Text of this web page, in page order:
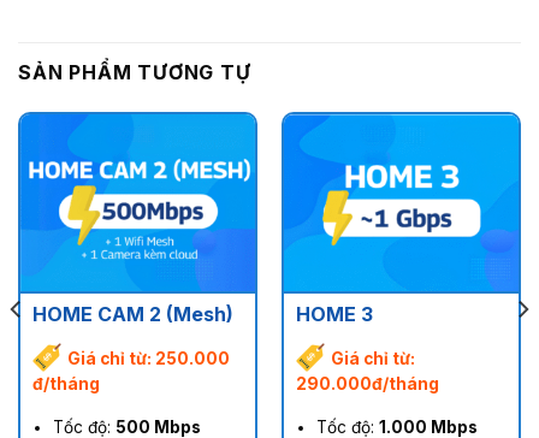
SẢN PHẨM TƯƠNG TỰ
HOME CAM 2 (Mesh)
Giá chỉ từ: 250.000
đ/tháng
Tốc độ: 500 Mbps
HOME 3
Giá chỉ từ:
290.000đ/tháng
Tốc độ:1.000 Mbps